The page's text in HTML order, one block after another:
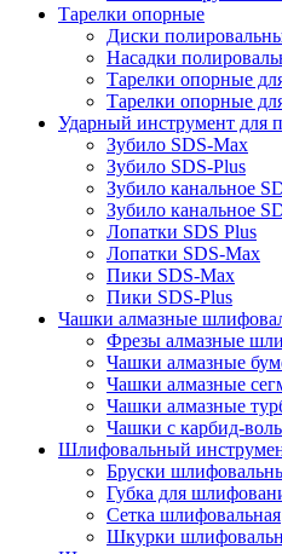
Тарелки опорные
Диски
Насадки
Тарелки опорные
Тарелки опорные
Ударный инструмент для
Зубило SDS-Max
Зубило SDS-Plus
Зубило канальное
Зубило канальное
Лопатки SDS Plus
Лопатки SDS-Max
Пики SDS-Max
Пики SDS-Plus
Чашки алмазные
Фрезы алмазные
Чашки алмазные
Чашки алмазные
Чашки алмазные
Чашки с карбид-
Шлифовальный
Бруски
Губка для
Сетка шлифовальная
Шкурки